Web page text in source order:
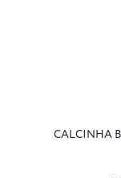
CALCINHA